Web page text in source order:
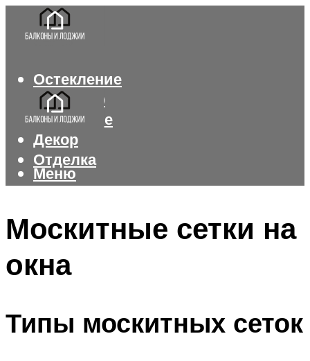
Остекление
Интерьер
Утепление
Декор
Отделка
Меню
Москитные сетки на
окна
Типы москитных сеток